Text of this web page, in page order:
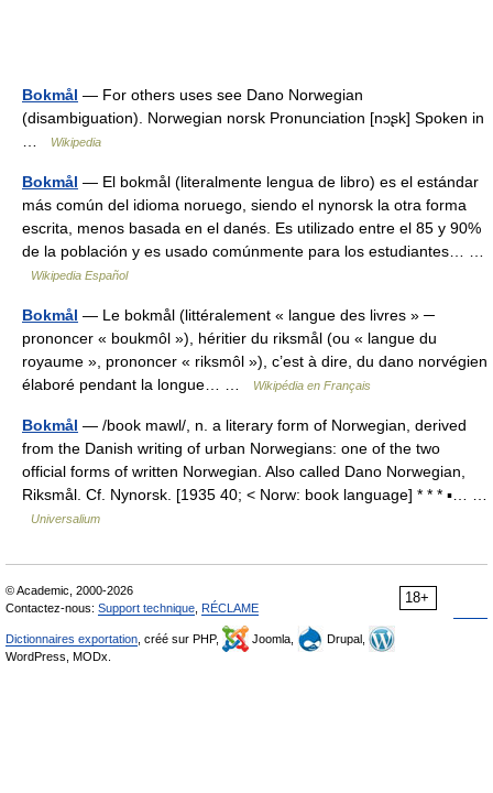
Bokmål — For others uses see Dano Norwegian
(disambiguation). Norwegian norsk Pronunciation [nɔʂk] Spoken in
Wikipedia
Bokmål — El bokmål (literalmente lengua de libro) es el estándar
más común del idioma noruego, siendo el nynorsk la otra forma
escrita, menos basada en el danés. Es utilizado entre el 85 y 90%
de la población y es usado comúnmente para los estudiantes… …
Wikipedia Español
Bokmål — Le bokmål (littéralement « langue des livres » ─
prononcer « boukmôl »), héritier du riksmål (ou « langue du
royaume », prononcer « riksmôl »), c’est à dire, du dano norvégien
élaboré pendant la longue… …
Wikipédia en Français
Bokmål — /book mawl/, n. a literary form of Norwegian, derived
from the Danish writing of urban Norwegians: one of the two
official forms of written Norwegian. Also called Dano Norwegian,
Riksmål. Cf. Nynorsk. [1935 40; < Norw: book language] * * * ▪… …
Universalium
18+
© Academic, 2000-2026
Contactez-nous: Support technique RÉCLAME
Dictionnaires exportation , créé sur PHP, Joomla,
Drupal,
WordPress, MODx.